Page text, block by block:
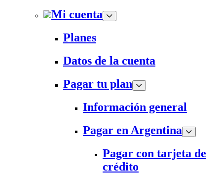
Mi cuenta
Planes
Datos de la cuenta
Pagar tu plan
Información general
Pagar en Argentina
Pagar con tarjeta de
crédito